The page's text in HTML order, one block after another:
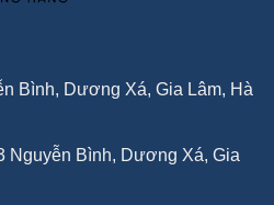
Bình, Dương Xá, Gia Lâm, Hà
Nguyễn Bình, Dương Xá, Gia